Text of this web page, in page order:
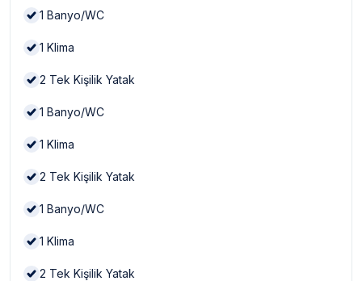
1 Banyo/WC
1 Klima
2 Tek Kişilik Yatak
1 Banyo/WC
1 Klima
2 Tek Kişilik Yatak
1 Banyo/WC
1 Klima
2 Tek Kişilik Yatak